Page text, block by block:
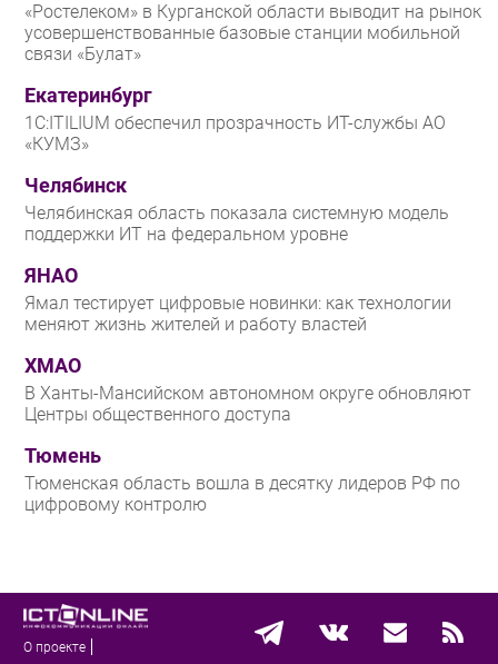
«Ростелеком» в Курганской области выводит на рынок
усовершенствованные базовые станции мобильной
связи «Булат»
Екатеринбург
1С:ITILIUM обеспечил прозрачность ИТ-службы АО
«КУМЗ»
Челябинск
Челябинская область показала системную модель
поддержки ИТ на федеральном уровне
ЯНАО
Ямал тестирует цифровые новинки: как технологии
меняют жизнь жителей и работу властей
ХМАО
В Ханты-Мансийском автономном округе обновляют
Центры общественного доступа
Тюмень
Тюменская область вошла в десятку лидеров РФ по
цифровому контролю
О проекте